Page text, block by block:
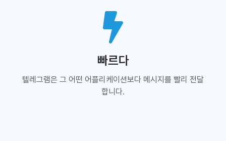
빠르다
텔레그램은 그 어떤 어플리케이션보다 메시지를 빨리 전달
합니다.